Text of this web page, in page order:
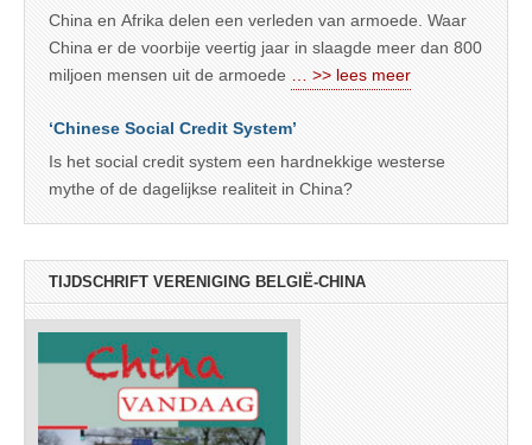
China en Afrika delen een verleden van armoede. Waar
China er de voorbije veertig jaar in slaagde meer dan 800
miljoen mensen uit de armoede
… >> lees meer
‘Chinese Social Credit System’
Is het social credit system een hardnekkige westerse
mythe of de dagelijkse realiteit in China?
TIJDSCHRIFT VERENIGING BELGIË-CHINA